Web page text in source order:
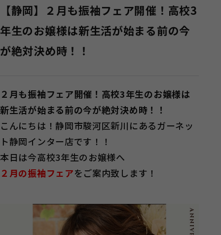
【静岡】２月も振袖フェア開催！高校3
年生のお嬢様は新生活が始まる前の今
が絶対決め時！！
２月も振袖フェア開催！高校3年生のお嬢様は
新生活が始まる前の今が絶対決め時！！
こんにちは！静岡市駿河区新川にあるガーネッ
ト静岡インター店です！！
本日は今高校3年生のお嬢様へ
２月の振袖フェアをご案内致します！